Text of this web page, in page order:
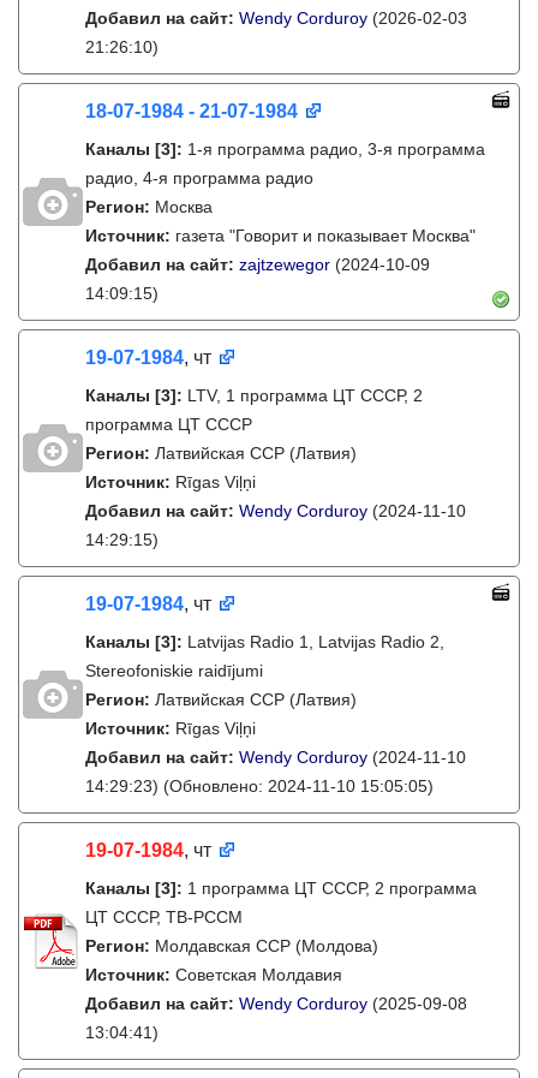
Добавил на сайт: Wendy Corduroy (2026-02-03
21:26:10)
18-07-1984 - 21-07-1984
Каналы [3]: 1-я программа радио, 3-я программа
радио, 4-я программа радио
Регион: Москва
Источник: газета "Говорит и показывает Москва"
Добавил на сайт: zajtzewegor (2024-10-09
14:09:15)
19-07-1984, чт
Каналы [3]: LTV, 1 программа ЦТ СССР, 2
программа ЦТ СССР
Регион: Латвийская ССР (Латвия)
Источник: Rīgas Viļņi
Добавил на сайт: Wendy Corduroy (2024-11-10
14:29:15)
19-07-1984, чт
Каналы [3]: Latvijas Radio 1, Latvijas Radio 2,
Stereofoniskie raidījumi
Регион: Латвийская ССР (Латвия)
Источник: Rīgas Viļņi
Добавил на сайт: Wendy Corduroy (2024-11-10
14:29:23) (Обновлено: 2024-11-10 15:05:05)
19-07-1984, чт
Каналы [3]: 1 программа ЦТ СССР, 2 программа
ЦТ СССР, ТВ-РССМ
Регион: Молдавская ССР (Молдова)
Источник: Советская Молдавия
Добавил на сайт: Wendy Corduroy (2025-09-08
13:04:41)